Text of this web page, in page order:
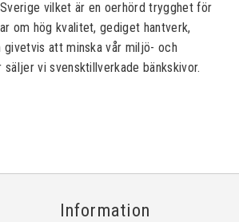
vilket är en oerhörd trygghet för
om hög kvalitet, gediget hantverk,
att minska vår miljö- och
vi svensktillverkade bänkskivor.
Information